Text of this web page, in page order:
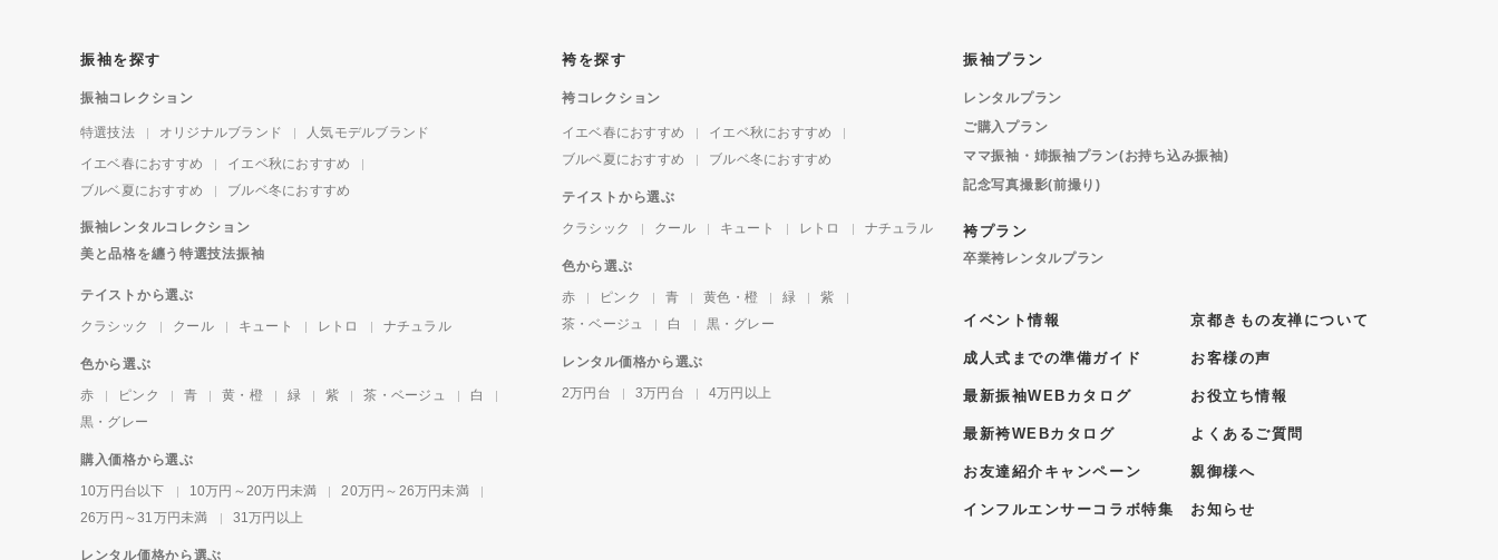
振袖を探す
振袖コレクション
特選技法 オリジナルブランド
人気モデルブランド
イエベ春におすすめ
イエベ秋におすすめ
ブルベ夏におすすめ
ブルベ冬におすすめ
振袖レンタルコレクション
美と品格を纏う特選技法振袖
テイストから選ぶ
クラシック
クール キュート レトロ ナチュラル
色から選ぶ
赤
ピンク 青 黄・橙 緑 紫 茶・ベージュ
白
黒・グレー
購入価格から選ぶ
10万円台以下
10万円～20万円未満
20万円～26万円未満
26万円～31万円未満
31万円以上
レンタル価格から選ぶ
袴を探す
袴コレクション
イエベ春におすすめ
イエベ秋におすすめ
ブルベ夏におすすめ
ブルベ冬におすすめ
テイストから選ぶ
クラシック
クール キュート レトロ ナチュラル
色から選ぶ
赤
ピンク 青 黄色・橙 緑
紫
茶・ベージュ
白 黒・グレー
レンタル価格から選ぶ
2万円台
3万円台 4万円以上
振袖プラン
レンタルプラン
ご購入プラン
ママ振袖・姉振袖プラン(お持ち込み振袖)
記念写真撮影(前撮り)
袴プラン
卒業袴レンタルプラン
イベント情報
成人式までの準備ガイド
最新振袖WEBカタログ
最新袴WEBカタログ
お友達紹介キャンペーン
インフルエンサーコラボ特集
京都きもの友禅について
お客様の声
お役立ち情報
よくあるご質問
親御様へ
お知らせ